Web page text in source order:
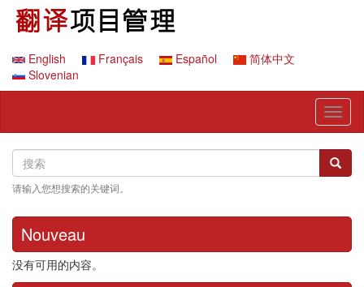
内
English Français Español
简体中文
Slovenian
Search
搜
索
搜索
请输入您想搜索的关键词。
Nouveau
没有可用的内容。